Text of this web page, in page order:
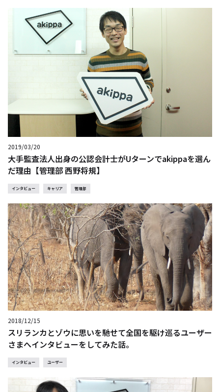
2019/03/20
大手監査法人出身の公認会計士がUターンでakippaを選ん
だ理由【管理部 西野将規】
インタビュー キャリア 管理部
2018/12/15
スリランカとゾウに思いを馳せて全国を駆け巡るユーザー
さまへインタビューをしてみた話。
インタビュー ユーザー